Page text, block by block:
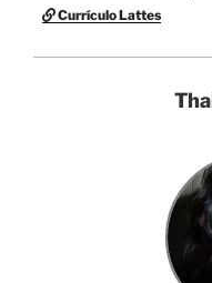
Currículo Lattes